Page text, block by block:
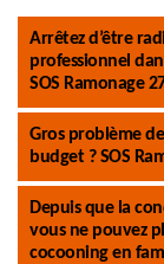
Arrêtez d’être
professionnel
SOS Ramonage
Gros problème
budget ? SOS
Depuis que la
vous ne pouvez
cocooning en